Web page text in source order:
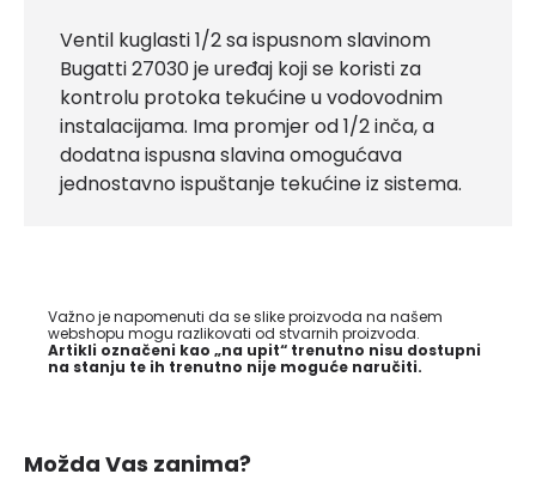
Ventil kuglasti 1/2 sa ispusnom slavinom
Bugatti 27030 je uređaj koji se koristi za
kontrolu protoka tekućine u vodovodnim
instalacijama. Ima promjer od 1/2 inča, a
dodatna ispusna slavina omogućava
jednostavno ispuštanje tekućine iz sistema.
Važno je napomenuti da se slike proizvoda na našem
webshopu mogu razlikovati od stvarnih proizvoda.
Artikli označeni kao „na upit“ trenutno nisu dostupni
na stanju te ih trenutno nije moguće naručiti.
Možda Vas zanima?